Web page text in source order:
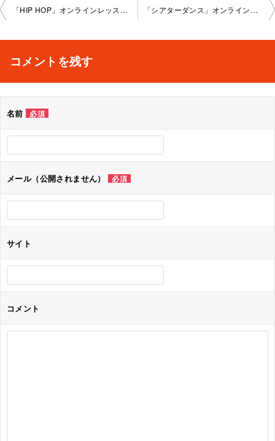
投
ビ
シ
「HIP HOP」オンラインレッスン2024-2-28-no-0159-2278 「シアターダンス」オンラインレッスン2024-3-7-no-0159-2077
コメントを残す
名前 必須
メール（公開されません） 必須
サイト
コメント